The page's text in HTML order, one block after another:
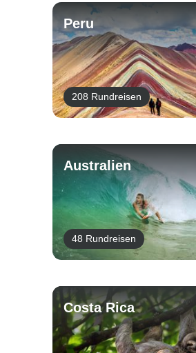
Peru
208 Rundreisen
Australien
48 Rundreisen
Costa Rica